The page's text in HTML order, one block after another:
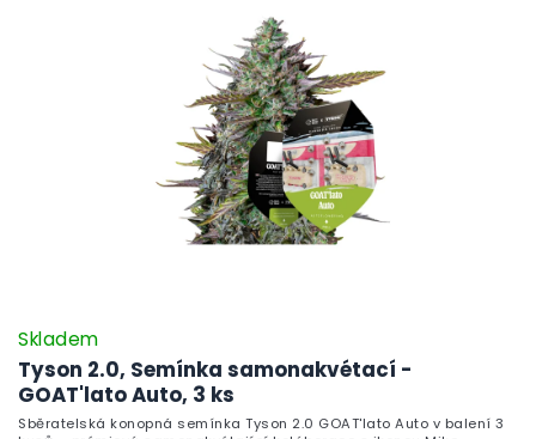
Tyson 2.0, Semínka samonakvétací -
GOAT'lato Auto, 3 ks
Skladem
Sběratelská konopná semínka Tyson 2.0 GOAT'lato Auto v balení 3